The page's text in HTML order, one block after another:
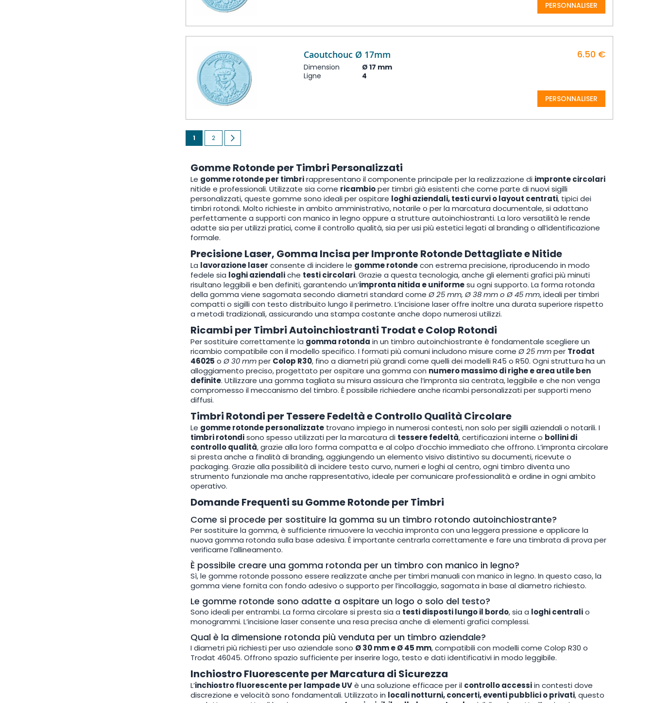
PERSONNALISER
Caoutchouc Ø 17mm
Dimension
Ø 17 mm
Ligne
4
6.50 €
PERSONNALISER
Page
You're currently reading page
1 Page
2
Gomme Rotonde per Timbri Personalizzati
Le gomme rotonde per timbrirappresentano il componente principale per la realizzazione di impronte circolari
nitide e professionali. Utilizzate sia come ricambioper timbri già esistenti che come parte di nuovi sigilli
personalizzati, queste gomme sono ideali per ospitare loghi aziendali, testi curvi o layout centrati, tipici dei
timbri rotondi. Molto richieste in ambito amministrativo, notarile o per la marcatura documentale, si adattano
perfettamente a supporti con manico in legno oppure a strutture autoinchiostranti. La loro versatilità le rende
adatte sia per utilizzi pratici, come il controllo qualità, sia per usi più estetici legati al branding o all’identificazione
formale.
Precisione Laser, Gomma Incisa per Impronte Rotonde Dettagliate e Nitide
La lavorazione laser consente di incidere le gomme rotondecon estrema precisione, riproducendo in modo
fedele sia loghi aziendaliche testi circolari. Grazie a questa tecnologia, anche gli elementi grafici più minuti
risultano leggibili e ben definiti, garantendo un’impronta nitida e uniformesu ogni supporto. La forma rotonda
della gomma viene sagomata secondo diametri standard come Ø 25 mm, Ø 38 mm o Ø 45 mm, ideali per timbri
compatti o sigilli con testo distribuito lungo il perimetro. L’incisione laser offre inoltre una durata superiore rispetto
a metodi tradizionali, assicurando una stampa costante anche dopo numerosi utilizzi.
Ricambi per Timbri Autoinchiostranti Trodat e Colop Rotondi
Per sostituire correttamente la gomma rotonda in un timbro autoinchiostrante è fondamentale scegliere un
ricambio compatibile con il modello specifico. I formati più comuni includono misure come Ø 25 mmper Trodat
46025 o Ø 30 mmper Colop R30, fino a diametri più grandi come quelli dei modelli R45 o R50. Ogni struttura ha un
alloggiamento preciso, progettato per ospitare una gomma con numero massimo di righe e area utile ben
definite. Utilizzare una gomma tagliata su misura assicura che l’impronta sia centrata, leggibile e che non venga
compromesso il meccanismo del timbro. È possibile richiedere anche ricambi personalizzati per supporti meno
diffusi.
Timbri Rotondi per Tessere Fedeltà e Controllo Qualità Circolare
Le gomme rotonde personalizzate trovano impiego in numerosi contesti, non solo per sigilli aziendali o notarili. I
timbri rotondisono spesso utilizzati per la marcatura di tessere fedeltà, certificazioni interne o bollini di
controllo qualità, grazie alla loro forma compatta e al colpo d’occhio immediato che offrono. L’impronta circolare
si presta anche a finalità di branding, aggiungendo un elemento visivo distintivo su documenti, ricevute o
packaging. Grazie alla possibilità di incidere testo curvo, numeri e loghi al centro, ogni timbro diventa uno
strumento funzionale ma anche rappresentativo, ideale per comunicare professionalità e ordine in ogni ambito
operativo.
Domande Frequenti su Gomme Rotonde per Timbri
Come si procede per sostituire la gomma su un timbro rotondo autoinchiostrante?
Per sostituire la gomma, è sufficiente rimuovere la vecchia impronta con una leggera pressione e applicare la
nuova gomma rotonda sulla base adesiva. È importante centrarla correttamente e fare una timbrata di prova per
verificarne l’allineamento.
È possibile creare una gomma rotonda per un timbro con manico in legno?
Sì, le gomme rotonde possono essere realizzate anche per timbri manuali con manico in legno. In questo caso, la
gomma viene fornita con fondo adesivo o supporto per l’incollaggio, sagomata in base al diametro richiesto.
Le gomme rotonde sono adatte a ospitare un logo o solo del testo?
Sono ideali per entrambi. La forma circolare si presta sia a testi disposti lungo il bordo, sia a loghi centralio
monogrammi. L’incisione laser consente una resa precisa anche di elementi grafici complessi.
Qual è la dimensione rotonda più venduta per un timbro aziendale?
I diametri più richiesti per uso aziendale sono Ø 30 mm e Ø 45 mm, compatibili con modelli come Colop R30 o
Trodat 46045. Offrono spazio sufficiente per inserire logo, testo e dati identificativi in modo leggibile.
Inchiostro Fluorescente per Marcatura di Sicurezza
L’inchiostro fluorescente per lampade UVè una soluzione efficace per il controllo accessiin contesti dove
discrezione e velocità sono fondamentali. Utilizzato in locali notturni, concerti, eventi pubblici o privati, questo